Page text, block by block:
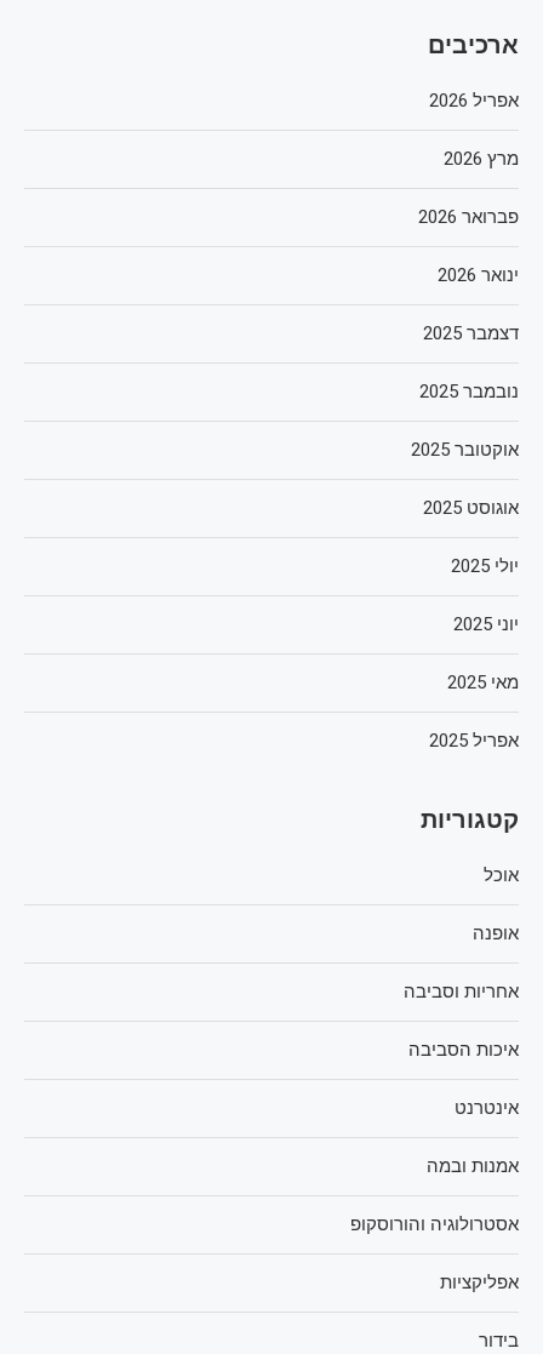
ארכיבים
אפריל 2026
מרץ 2026
פברואר 2026
ינואר 2026
דצמבר 2025
נובמבר 2025
אוקטובר 2025
אוגוסט 2025
יולי 2025
יוני 2025
מאי 2025
אפריל 2025
קטגוריות
אוכל
אופנה
אחריות וסביבה
איכות הסביבה
אינטרנט
אמנות ובמה
אסטרולוגיה והורוסקופ
אפליקציות
בידור